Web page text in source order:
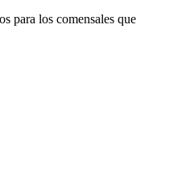
para los comensales que